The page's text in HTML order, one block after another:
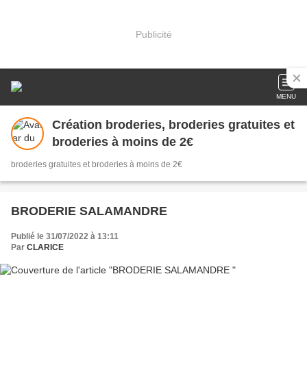
Publicité
MENU
Création broderies, broderies gratuites et
broderies à moins de 2€
broderies gratuites et broderies à moins de 2€
BRODERIE SALAMANDRE
Publié le 31/07/2022 à 13:11
Par CLARICE